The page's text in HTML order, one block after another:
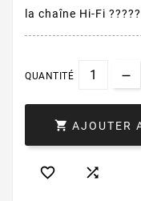
la chaîne Hi-Fi
QUANTITÉ
 AJOUTER
 